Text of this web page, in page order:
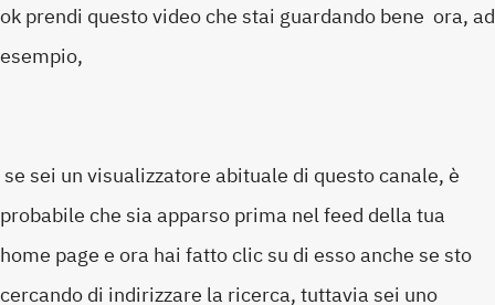
ok prendi questo video che stai guardando bene ora, ad
esempio,
se sei un visualizzatore abituale di questo canale, è
probabile che sia apparso prima nel feed della tua
home page e ora hai fatto clic su di esso anche se sto
cercando di indirizzare la ricerca, tuttavia sei uno